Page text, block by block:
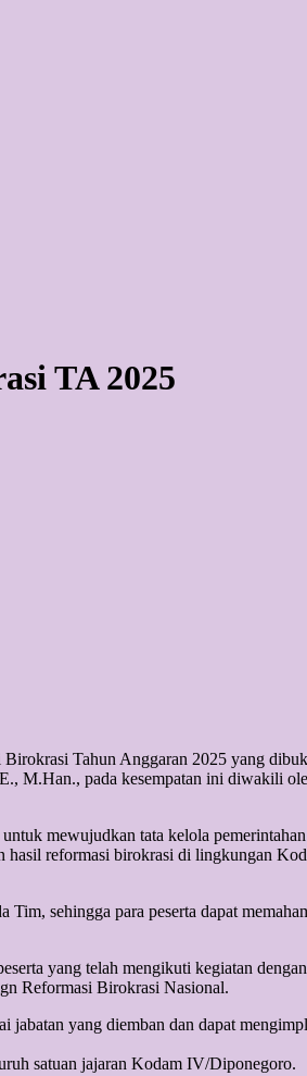
TA 2025
Tahun Anggaran 2025 yang
M.Han., pada kesempatan ini diwakili
mewujudkan tata kelola
hasil reformasi birokrasi di lingkungan
sehingga para peserta dapat
yang telah mengikuti kegiatan
Reformasi Birokrasi Nasional.
yang diemban dan dapat
satuan jajaran Kodam IV/Diponegoro.